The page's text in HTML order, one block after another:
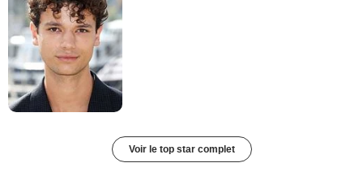
Voir le top star complet